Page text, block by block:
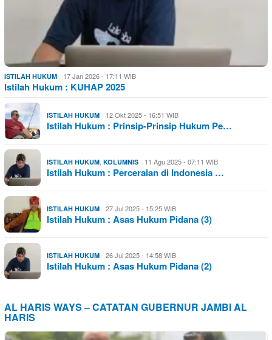
ISTILAH HUKUM 17 Jan 2026 - 17:11 WIB
Istilah Hukum : KUHAP 2025
ISTILAH HUKUM 12 Okt 2025 - 16:51 WIB
Istilah Hukum : Prinsip-Prinsip Hukum Pe…
ISTILAH HUKUM, KOLUMNIS 11 Agu 2025 - 07:11 WIB
Istilah Hukum : Perceraian di Indonesia …
ISTILAH HUKUM 27 Jul 2025 - 15:25 WIB
Istilah Hukum : Asas Hukum Pidana (3)
ISTILAH HUKUM 26 Jul 2025 - 14:58 WIB
Istilah Hukum : Asas Hukum Pidana (2)
AL HARIS WAYS – CATATAN GUBERNUR JAMBI AL
HARIS